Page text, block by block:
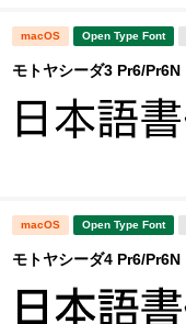
macOS Open Type Font
モトヤシーダ3 Pr6/Pr6N
macOS Open Type Font
モトヤシーダ4 Pr6/Pr6N